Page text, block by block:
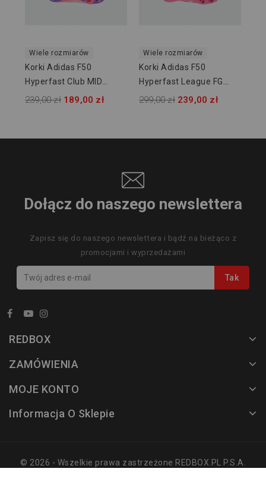
Wiele rozmiarów
Korki Adidas F50
Hyperfast Club MID
FG/MG JUNIOR KJ0670
239,00 zł 189,00 zł
Wiele rozmiarów
Korki Adidas F50
Hyperfast League FG
JUNIOR KK1397
299,00 zł 239,00 zł
Dołącz do naszego newslettera
Zapisz się do naszego newslettera i bądź na bieżąco z
promocjami i wyprzedażami
REDBOX
ZAMÓWIENIA
MOJE KONTO
Informacja O Sklepie
© 2026 - Wszelkie prawa zastrzeżone REDBOX.PL P.S.A.